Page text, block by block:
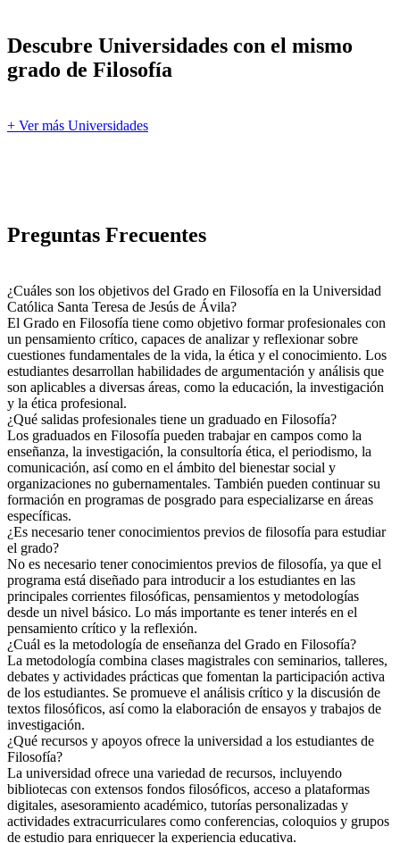
Descubre Universidades con el mismo
grado de Filosofía
+ Ver más Universidades
Preguntas Frecuentes
¿Cuáles son los objetivos del Grado en Filosofía en la Universidad
Católica Santa Teresa de Jesús de Ávila?
El Grado en Filosofía tiene como objetivo formar profesionales con
un pensamiento crítico, capaces de analizar y reflexionar sobre
cuestiones fundamentales de la vida, la ética y el conocimiento. Los
estudiantes desarrollan habilidades de argumentación y análisis que
son aplicables a diversas áreas, como la educación, la investigación
y la ética profesional.
¿Qué salidas profesionales tiene un graduado en Filosofía?
Los graduados en Filosofía pueden trabajar en campos como la
enseñanza, la investigación, la consultoría ética, el periodismo, la
comunicación, así como en el ámbito del bienestar social y
organizaciones no gubernamentales. También pueden continuar su
formación en programas de posgrado para especializarse en áreas
específicas.
¿Es necesario tener conocimientos previos de filosofía para estudiar
el grado?
No es necesario tener conocimientos previos de filosofía, ya que el
programa está diseñado para introducir a los estudiantes en las
principales corrientes filosóficas, pensamientos y metodologías
desde un nivel básico. Lo más importante es tener interés en el
pensamiento crítico y la reflexión.
¿Cuál es la metodología de enseñanza del Grado en Filosofía?
La metodología combina clases magistrales con seminarios, talleres,
debates y actividades prácticas que fomentan la participación activa
de los estudiantes. Se promueve el análisis crítico y la discusión de
textos filosóficos, así como la elaboración de ensayos y trabajos de
investigación.
¿Qué recursos y apoyos ofrece la universidad a los estudiantes de
Filosofía?
La universidad ofrece una variedad de recursos, incluyendo
bibliotecas con extensos fondos filosóficos, acceso a plataformas
digitales, asesoramiento académico, tutorías personalizadas y
actividades extracurriculares como conferencias, coloquios y grupos
de estudio para enriquecer la experiencia educativa.